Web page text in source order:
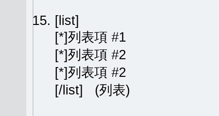
[list]
[*]列表項 #1
[*]列表項 #2
[*]列表項 #2
[/list] (列表)